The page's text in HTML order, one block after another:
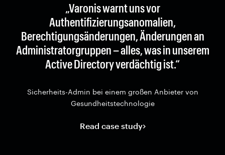
„Varonis warnt uns vor
Authentifizierungsanomalien,
Berechtigungsänderungen, Änderungen an
Administratorgruppen – alles, was in unserem
Active Directory verdächtig ist.“
Sicherheits-Admin bei einem großen Anbieter von
Gesundheitstechnologie
Read case study